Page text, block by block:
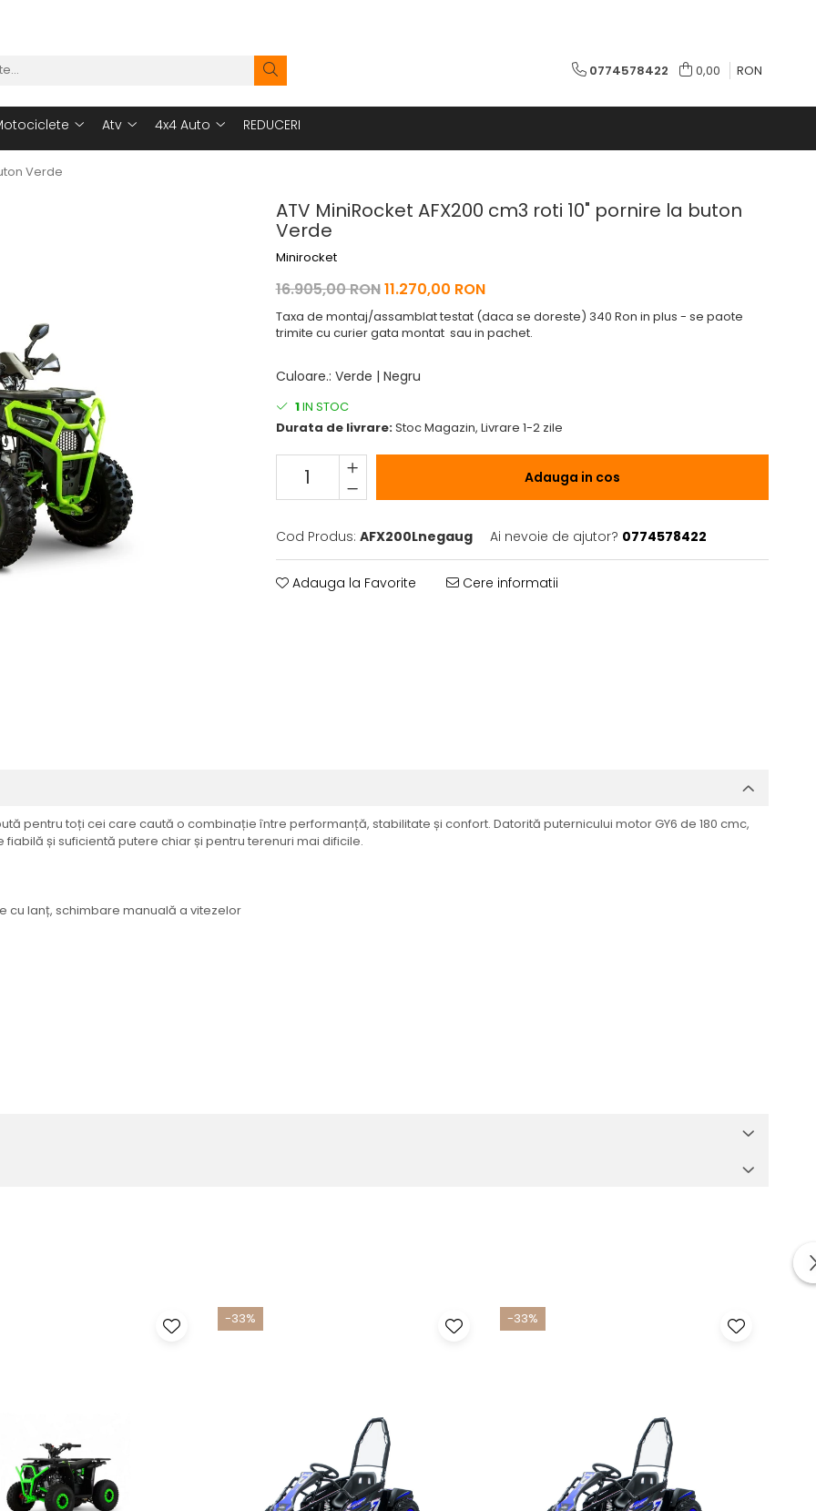
0774578422 0,00 RON
Atv 4x4 Auto REDUCERI
Verde
ATV MiniRocket AFX200 cm3 roti 10" pornire la buton
Verde
Minirocket
16.905,00 RON11.270,00 RON
Taxa de montaj/assamblat testat (daca se doreste) 340 Ron in plus - se paote
trimite cu curier gata montat sau in pachet.
Culoare.: Verde | Negru
1IN STOC
Durata de livrare:Stoc Magazin, Livrare 1-2 zile
Adauga in cos
Cod Produs: AFX200Lnegaug Ai nevoie de ajutor? 0774578422
Adauga la Favorite Cere informatii
pentru toți cei care caută o combinație între performanță, stabilitate și confort. Datorită puternicului motor GY6 de 180 cmc,
și suficientă putere chiar și pentru terenuri mai dificile.
cu lanț, schimbare manuală a vitezelor
recreativ, cât și pentru o utilizare mai sportivă. Datorită scaunelor confortabile, motorului puternic, echipamentelor extinse și
încredere pe diverse tipuri de suprafețe.
-33% -33%